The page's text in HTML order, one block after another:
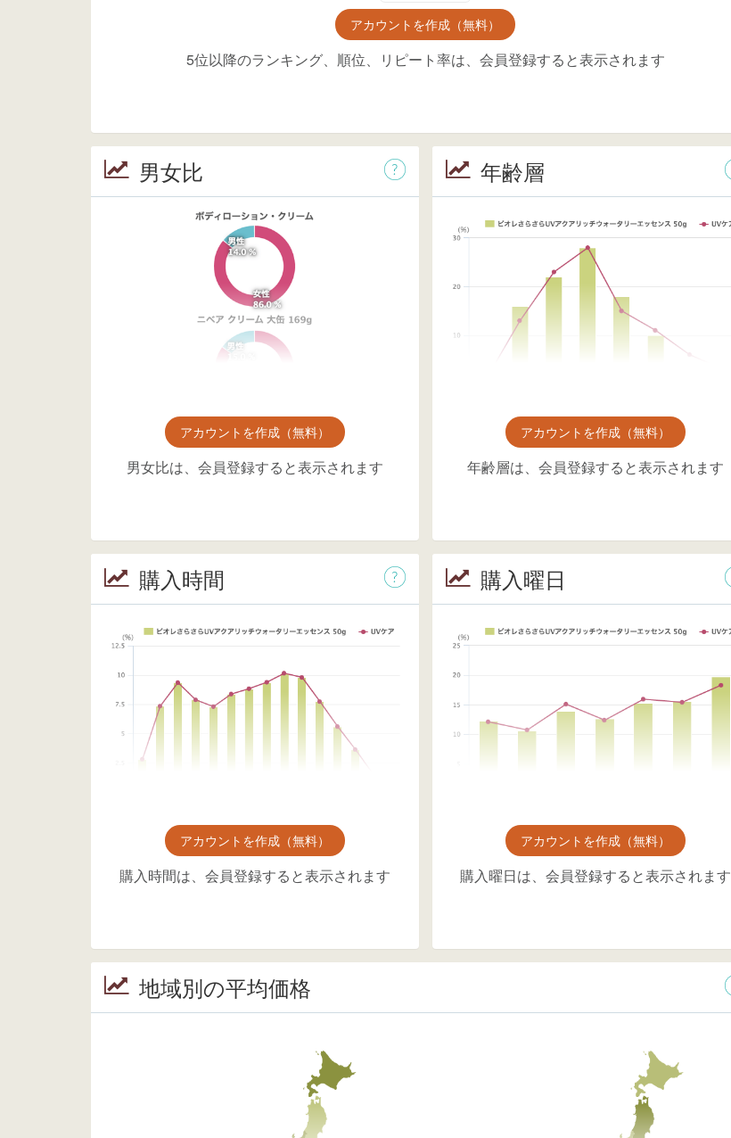
アカウントを作成（無料）
5位以降のランキング、順位、リピート率は、会員登録すると表示されます
男女比
アカウントを作成（無料）
男女比は、会員登録すると表示されます
年齢層
アカウントを作成（無料）
年齢層は、会員登録すると表示されます
購入時間
アカウントを作成（無料）
購入時間は、会員登録すると表示されます
購入曜日
アカウントを作成（無料）
購入曜日は、会員登録すると表示されます
地域別の平均価格